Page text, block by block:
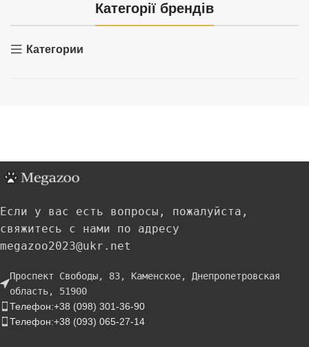
Категорії брендів
Категории
Если у вас есть вопросы, пожалуйста,
свяжитесь с нами по адресу
megazoo2023@ukr.net
Проспект Свободы, 83, Каменское, Днепропетровская
область, 51900
Телефон:+38 (098) 301-36-90
Телефон:+38 (093) 065-27-14